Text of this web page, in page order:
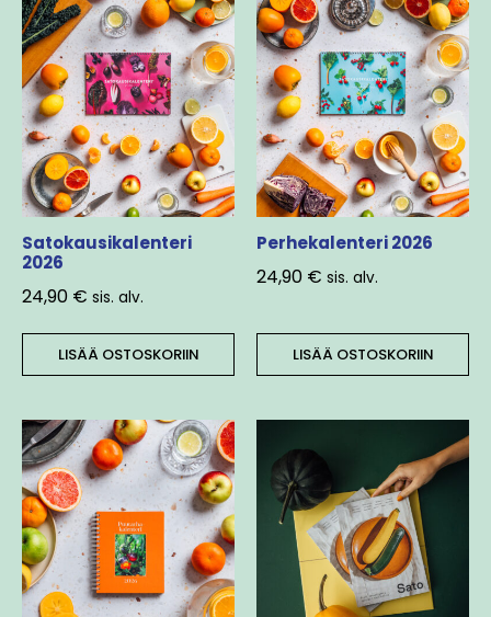
Satokausikalenteri
2026
24,90 € sis. alv.
LISÄÄ OSTOSKORIIN
Perhekalenteri 2026
24,90 € sis. alv.
LISÄÄ OSTOSKORIIN